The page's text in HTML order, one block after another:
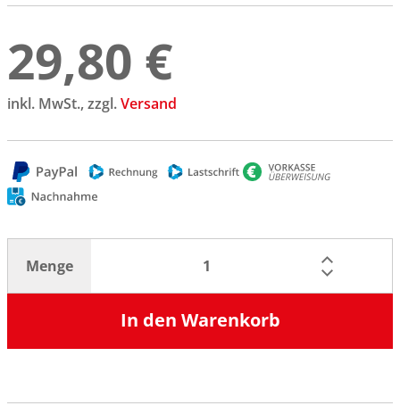
29,80 €
inkl. MwSt., zzgl.Versand
Menge
In den Warenkorb